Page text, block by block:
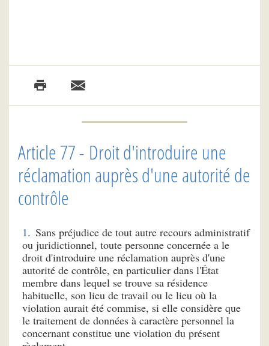
Article 77 - Droit d'introduire une
réclamation auprès d'une autorité de
contrôle
Sans préjudice de tout autre recours administratif
ou juridictionnel, toute personne concernée a le
droit d'introduire une réclamation auprès d'une
autorité de contrôle, en particulier dans l'État
membre dans lequel se trouve sa résidence
habituelle, son lieu de travail ou le lieu où la
violation aurait été commise, si elle considère que
le traitement de données à caractère personnel la
concernant constitue une violation du présent